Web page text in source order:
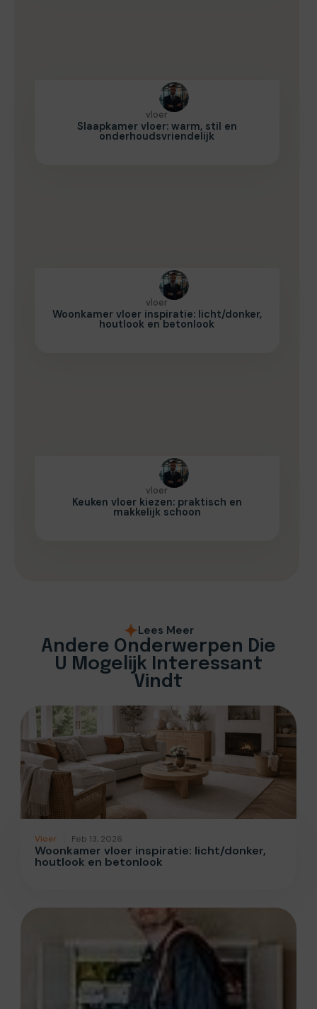
vloer
Slaapkamer vloer: warm, stil en
onderhoudsvriendelijk
vloer
Woonkamer vloer inspiratie: licht/donker,
houtlook en betonlook
vloer
Keuken vloer kiezen: praktisch en
makkelijk schoon
Lees Meer
Andere Onderwerpen Die
U Mogelijk Interessant
Vindt
Vloer Feb 13, 2026
Woonkamer vloer inspiratie: licht/donker,
houtlook en betonlook